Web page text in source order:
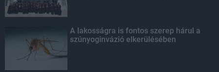
A lakosságra is fontos szerep hárul a
szúnyoginvázió elkerülésében